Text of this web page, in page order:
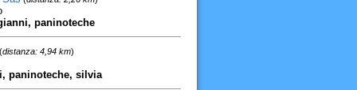
paninoteche
(distanza: 4,94 km)
paninoteche, silvia